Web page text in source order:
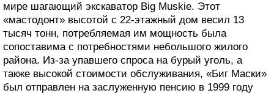
мире шагающий экскаватор Big Muskie. Этот
«мастодонт» высотой с 22-этажный дом весил 13
тысяч тонн, потребляемая им мощность была
сопоставима с потребностями небольшого жилого
района. Из-за упавшего спроса на бурый уголь, а
также высокой стоимости обслуживания, «Биг Маски»
был отправлен на заслуженную пенсию в 1999 году